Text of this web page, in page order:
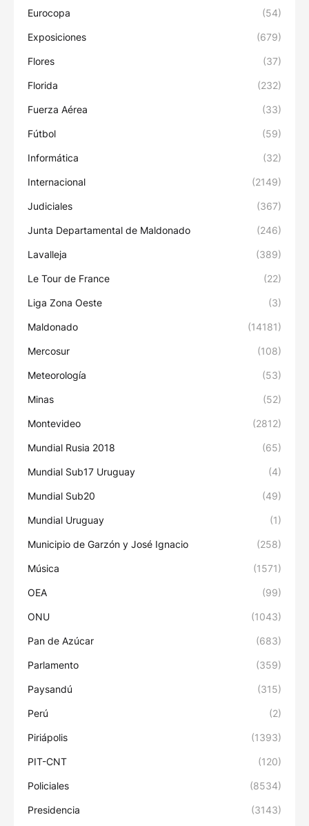
Eurocopa (54)
Exposiciones (679)
Flores (37)
Florida (232)
Fuerza Aérea (33)
Fútbol (59)
Informática (32)
Internacional (2149)
Judiciales (367)
Junta Departamental de Maldonado (246)
Lavalleja (389)
Le Tour de France (22)
Liga Zona Oeste (3)
Maldonado (14181)
Mercosur (108)
Meteorología (53)
Minas (52)
Montevideo (2812)
Mundial Rusia 2018 (65)
Mundial Sub17 Uruguay (4)
Mundial Sub20 (49)
Mundial Uruguay (1)
Municipio de Garzón y José Ignacio (258)
Música (1571)
OEA (99)
ONU (1043)
Pan de Azúcar (683)
Parlamento (359)
Paysandú (315)
Perú (2)
Piriápolis (1393)
PIT-CNT (120)
Policiales (8534)
Presidencia (3143)